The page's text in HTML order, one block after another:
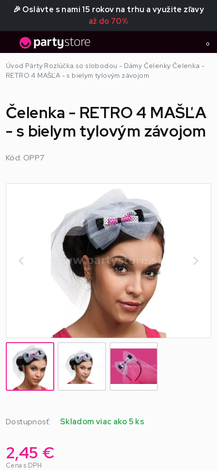
🎉 Oslávte s nami 15 rokov na trhu a využite zľavy
až do 70%
0
Úvod Párty Rozlúčka so slobodou - Dámy Čelenky Čelenka -
RETRO 4 MAŠĽA - s bielym tylovým závojom
Čelenka - RETRO 4 MAŠĽA
- s bielym tylovým závojom
Kód: OPP7
Dostupnosť: Skladom viac ako 5 ks
2,45 €
Cena s DPH